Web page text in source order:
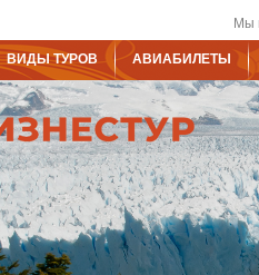
Мы
ВИДЫ ТУРОВ АВИАБИЛЕТЫ